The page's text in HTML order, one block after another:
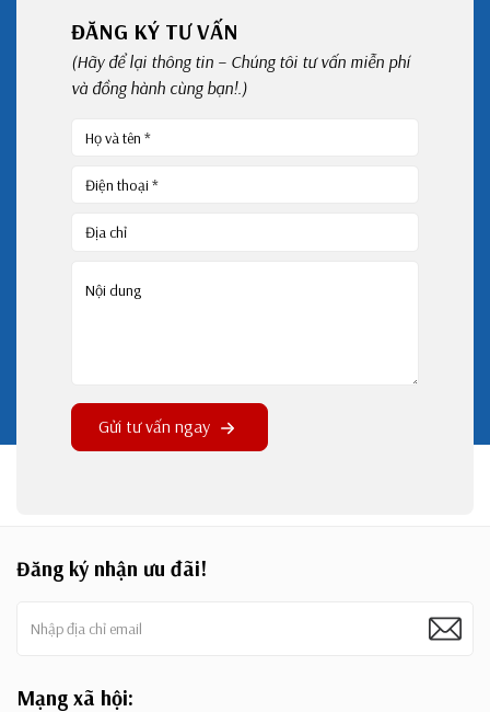
ĐĂNG KÝ TƯ VẤN
(Hãy để lại thông tin – Chúng tôi tư vấn miễn phí
và đồng hành cùng bạn!.)
Gửi tư vấn ngay
Đăng ký nhận ưu đãi!
Mạng xã hội: